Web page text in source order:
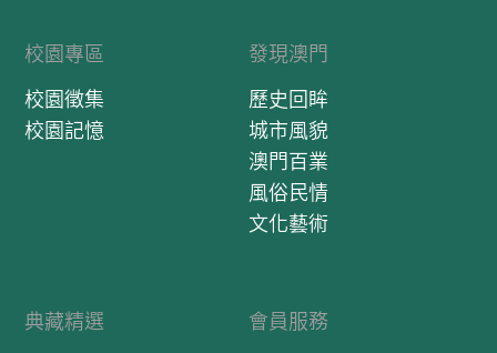
校園專區
校園徵集
校園記憶
發現澳門
歷史回眸
城市風貌
澳門百業
風俗民情
文化藝術
典藏精選
會員服務